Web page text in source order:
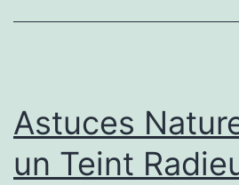
Astuces
un Teint